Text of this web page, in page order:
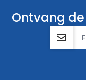
Ontvang
E-